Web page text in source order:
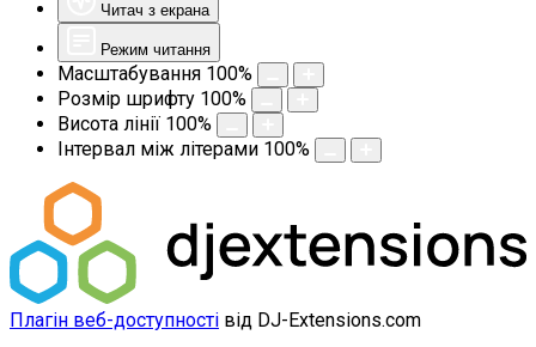
Читач з екрана
Режим читання
Масштабування 100%
Розмір шрифту 100%
Висота лінії 100%
Інтервал між літерами 100%
Плагін веб-доступності від DJ-Extensions.com